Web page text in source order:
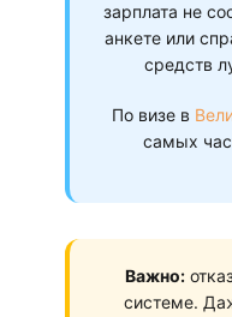
зарплата не
анкете или
средств
По визе в
самых
Важно:
системе.